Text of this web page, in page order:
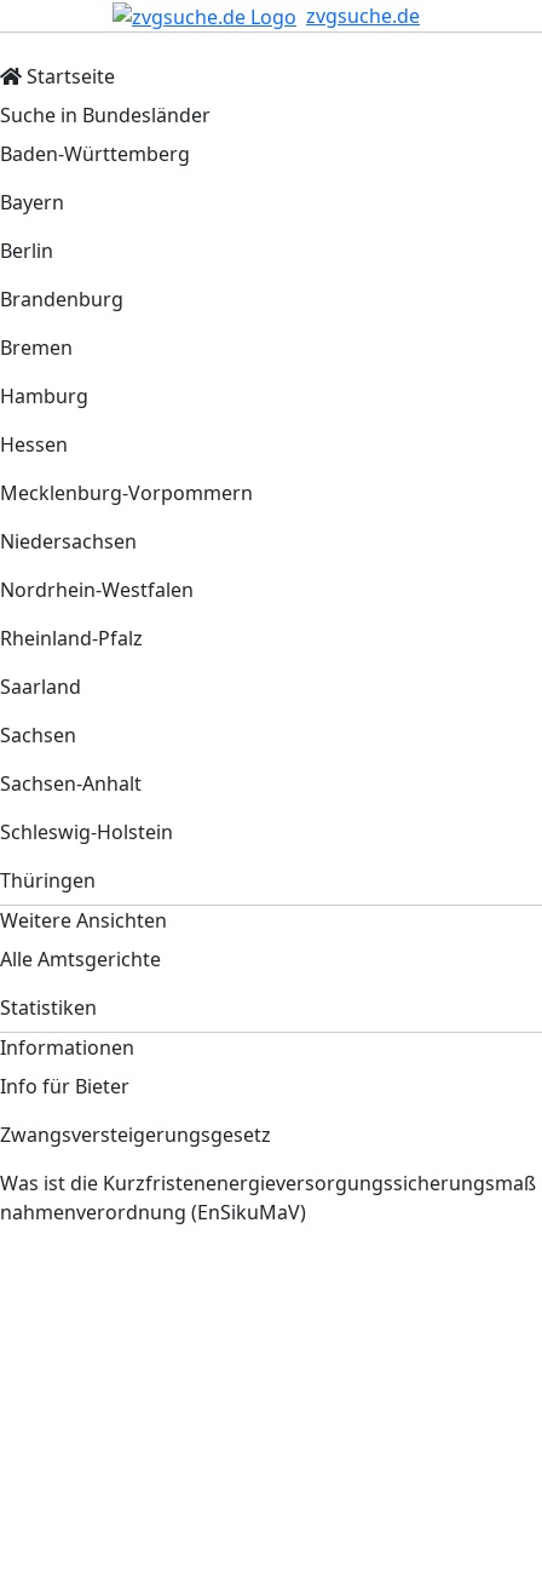
zvgsuche.de
Startseite
Suche in Bundesländer
Baden-Württemberg
Bayern
Berlin
Brandenburg
Bremen
Hamburg
Hessen
Mecklenburg-Vorpommern
Niedersachsen
Nordrhein-Westfalen
Rheinland-Pfalz
Saarland
Sachsen
Sachsen-Anhalt
Schleswig-Holstein
Thüringen
Weitere Ansichten
Alle Amtsgerichte
Statistiken
Informationen
Info für Bieter
Zwangsversteigerungsgesetz
Was ist die Kurzfristenenergieversorgungssicherungsmaß
nahmenverordnung (EnSikuMaV)